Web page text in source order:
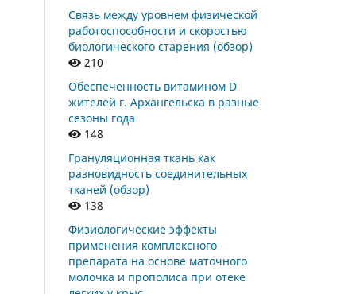
Связь между уровнем физической
работоспособности и скоростью
биологического старения (обзор)
210
Обеспеченность витамином D
жителей г. Архангельска в разные
сезоны года
148
Грануляционная ткань как
разновидность соединительных
тканей (обзор)
138
Физиологические эффекты
применения комплексного
препарата на основе маточного
молочка и прополиса при отеке